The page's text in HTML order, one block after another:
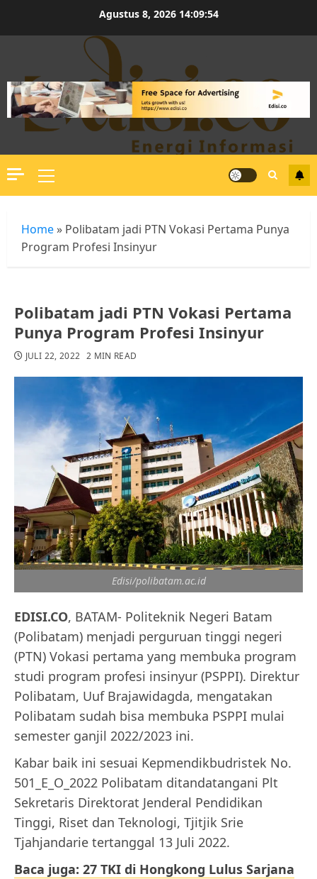
Agustus 8, 2026 14:09:54
Primary
Menu
Home » Polibatam jadi PTN Vokasi Pertama Punya
Program Profesi Insinyur
Polibatam jadi PTN Vokasi Pertama
Punya Program Profesi Insinyur
JULI 22, 2022 2 MIN READ
Edisi/polibatam.ac.id
EDISI.CO, BATAM- Politeknik Negeri Batam
(Polibatam) menjadi perguruan tinggi negeri
(PTN) Vokasi pertama yang membuka program
studi program profesi insinyur (PSPPI). Direktur
Polibatam, Uuf Brajawidagda, mengatakan
Polibatam sudah bisa membuka PSPPI mulai
semester ganjil 2022/2023 ini.
Kabar baik ini sesuai Kepmendikbudristek No.
501_E_O_2022 Polibatam ditandatangani Plt
Sekretaris Direktorat Jenderal Pendidikan
Tinggi, Riset dan Teknologi, Tjitjik Srie
Tjahjandarie tertanggal 13 Juli 2022.
Baca juga: 27 TKI di Hongkong Lulus Sarjana